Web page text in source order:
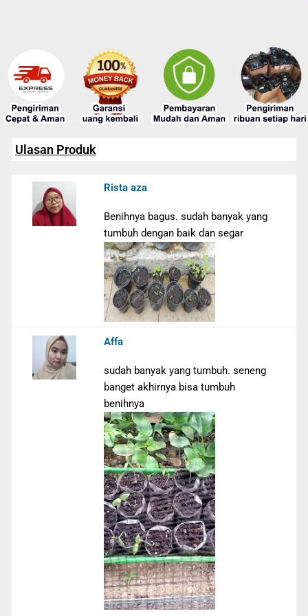
Ulasan Produk
Rista aza
Benihnya bagus. sudah banyak yang
tumbuh dengan baik dan segar
Affa
sudah banyak yang tumbuh. seneng
banget akhirnya bisa tumbuh
benihnya